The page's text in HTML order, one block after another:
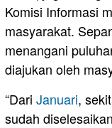
Komisi Informasi
masyarakat.
menangani
diajukan oleh
“Dari Januari,
sudah